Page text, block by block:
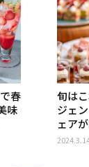
春
味
旬は
ジェ
ェア